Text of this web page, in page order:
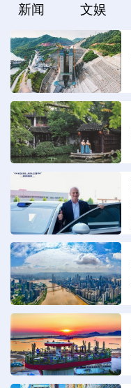
新闻 文娱